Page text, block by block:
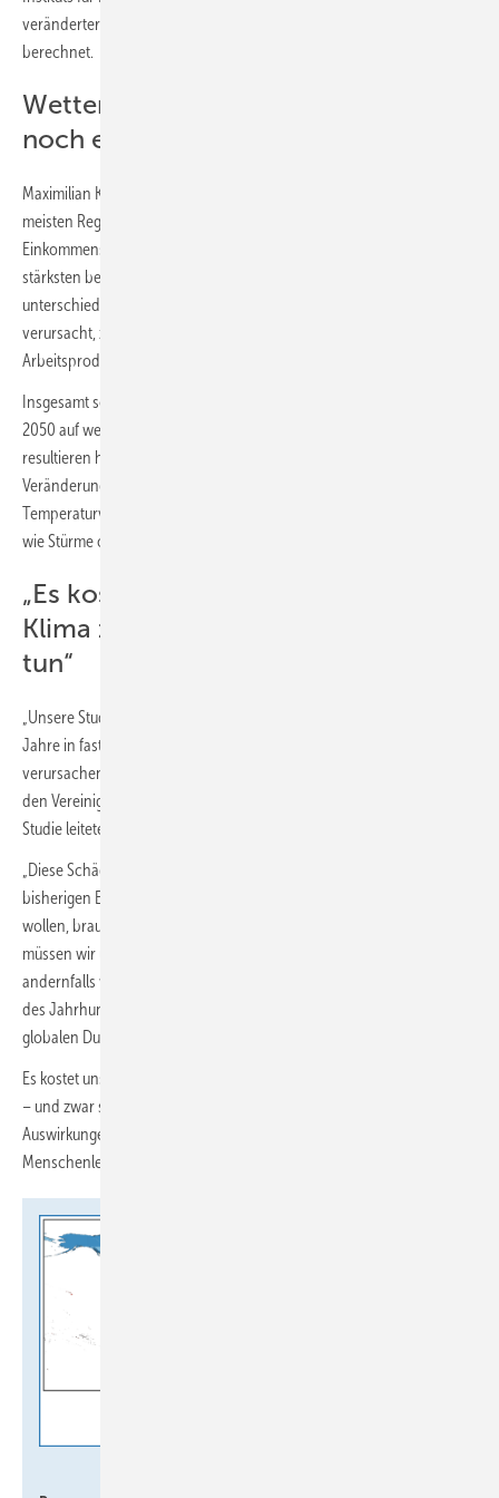
veränderter klimatischer Bedingungen auf das Wirtschaftswachstum
berechnet.
Wetterextreme könnten die Kosten
noch erhöhen
Maximilian Kotz, PIK-Forscher und Erstautor der Studie: „Für die
meisten Regionen, darunter Nordamerika und Europa, werden hohe
Einkommensverluste prognostiziert, wobei Südasien und Afrika am
stärksten betroffen sind. Diese Verluste werden durch
unterschiedlichste wirtschafts-relevante Wirkungen des Klimawandels
verursacht, zum Beispiel Folgen für landwirtschaftliche Erträge,
Arbeitsproduktivität oder Infrastruktur.“
Insgesamt schätzen die Forschenden die jährlichen Schäden im Jahr
2050 auf weltweit rund 38 Billionen US-Dollar. Kotz: „Diese Schäden
resultieren hauptsächlich aus dem Temperaturanstieg, aber auch aus
Veränderungen bei den Niederschlägen und der
Temperaturvariabilität. Die Berücksichtigung anderer Wetterextreme
wie Stürme oder Waldbrände könnte sie noch weiter erhöhen.“
„Es kostet uns viel weniger, das
Klima zu schützen, als dies nicht zu
tun“
„Unsere Studie zeigt, dass der Klimawandel innerhalb der nächsten 25
Jahre in fast allen Ländern der Welt massive wirtschaftliche Schäden
verursachen wird, auch in Ländern wie Deutschland, Frankreich und
den Vereinigten Staaten“, sagt PIK-Forscherin Leonie Wenz, die die
Studie leitete.
„Diese Schäden innerhalb der nächsten Jahre sind eine Folge unserer
bisherigen Emissionen. Wenn wir zumindest einige davon vermeiden
wollen, brauchen wir mehr Anpassungsmaßnahmen. Zusätzlich
müssen wir unsere CO
andernfalls werden die wirtschaftlichen Verluste in der zweiten Hälfte
des Jahrhunderts noch höher sein und bis Ende des Jahrhunderts im
globalen Durchschnitt bis zu 60 % betragen.
Es kostet uns viel weniger, das Klima zu schützen, als dies nicht zu tun
– und zwar selbst dann, wenn man nur rein wirtschaftliche
Auswirkungen berücksichtigt und weitere Folgen wie die Verluste von
Menschenleben oder der biologischen Vielfalt außen vor lässt.“